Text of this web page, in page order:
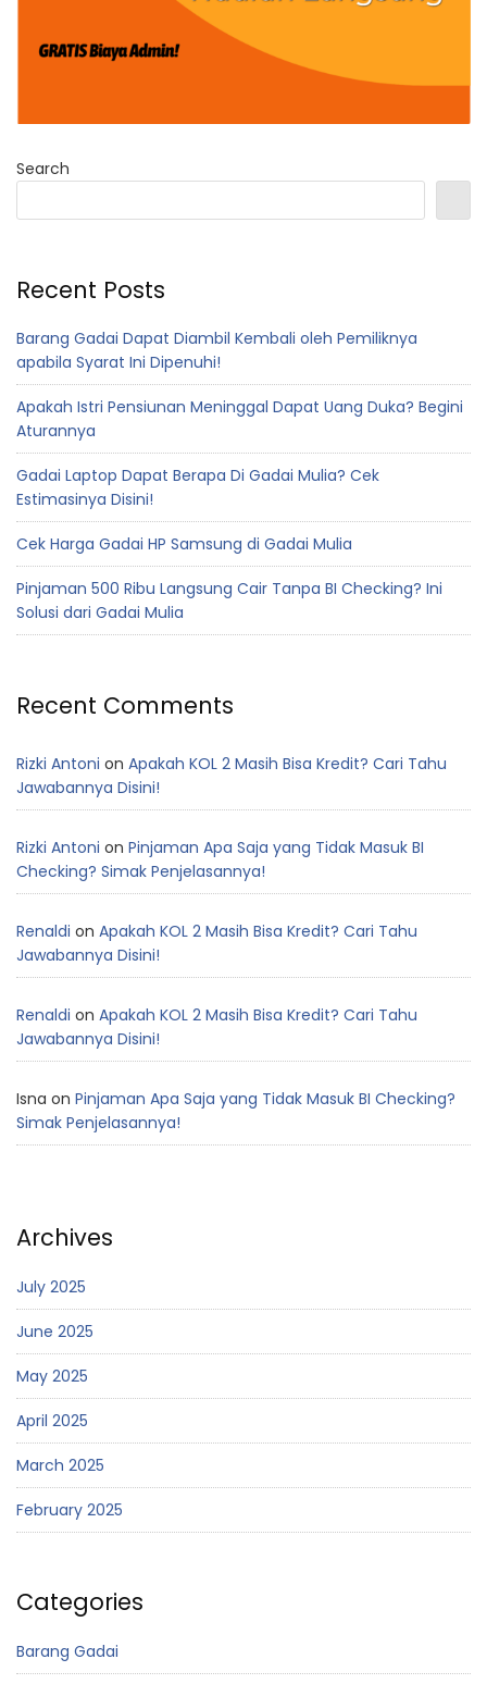
Search
Recent Posts
Barang Gadai Dapat Diambil Kembali oleh Pemiliknya
apabila Syarat Ini Dipenuhi!
Apakah Istri Pensiunan Meninggal Dapat Uang Duka? Begini
Aturannya
Gadai Laptop Dapat Berapa Di Gadai Mulia? Cek
Estimasinya Disini!
Cek Harga Gadai HP Samsung di Gadai Mulia
Pinjaman 500 Ribu Langsung Cair Tanpa BI Checking? Ini
Solusi dari Gadai Mulia
Recent Comments
Rizki Antoni on Apakah KOL 2 Masih Bisa Kredit? Cari Tahu
Jawabannya Disini!
Rizki Antoni on Pinjaman Apa Saja yang Tidak Masuk BI
Checking? Simak Penjelasannya!
Renaldi on Apakah KOL 2 Masih Bisa Kredit? Cari Tahu
Jawabannya Disini!
Renaldi on Apakah KOL 2 Masih Bisa Kredit? Cari Tahu
Jawabannya Disini!
Isna on Pinjaman Apa Saja yang Tidak Masuk BI Checking?
Simak Penjelasannya!
Archives
July 2025
June 2025
May 2025
April 2025
March 2025
February 2025
Categories
Barang Gadai